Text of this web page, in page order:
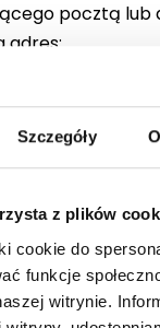
Szczegóły
z plików
cookie do
funkcje
witrynie.
pocztą lub
adres:
Kanclerz
i
12
94 10
również do